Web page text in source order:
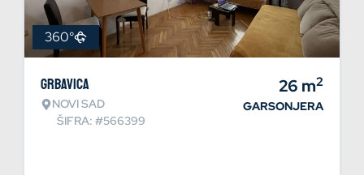
360°
Grbavica
NOVI SAD
ŠIFRA: #566399
26 m2
GARSONJERA